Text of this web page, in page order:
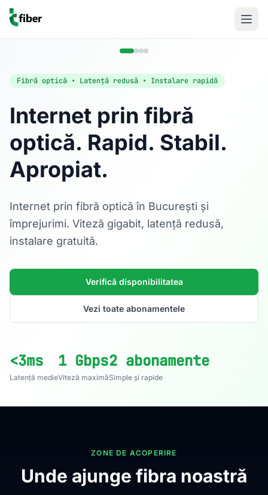
Fibră optică • Latență redusă • Instalare rapidă
Internet prin fibră
optică. Rapid. Stabil.
Apropiat.
Internet prin fibră optică în București și
împrejurimi. Viteză gigabit, latență redusă,
instalare gratuită.
Verifică disponibilitatea
Vezi toate abonamentele
<3ms
Latență medie
1 Gbps
Viteză maximă
2 abonamente
Simple și rapide
Acasă
Internet Rezidențial
Fibră optică până la 1 Gbps, direct în casa ta.
ZONE DE ACOPERIRE
Unde ajunge fibra noastră